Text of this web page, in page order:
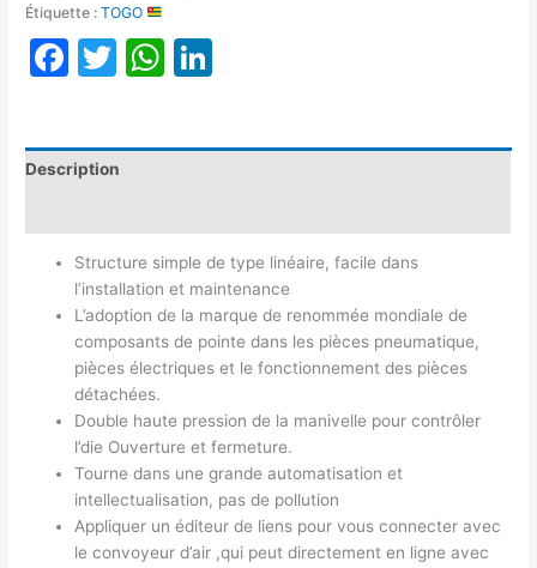
Étiquette :TOGO
Facebook
TwitterWhatsApp
Description
Structure simple de type linéaire, facile dans
l’installation et maintenance
L’adoption de la marque de renommée mondiale de
composants de pointe dans les pièces pneumatique,
pièces électriques et le fonctionnement des pièces
détachées.
Double haute pression de la manivelle pour contrôler
l’die Ouverture et fermeture.
Tourne dans une grande automatisation et
intellectualisation, pas de pollution
Appliquer un éditeur de liens pour vous connecter avec
le convoyeur d’air ,qui peut directement en ligne avec